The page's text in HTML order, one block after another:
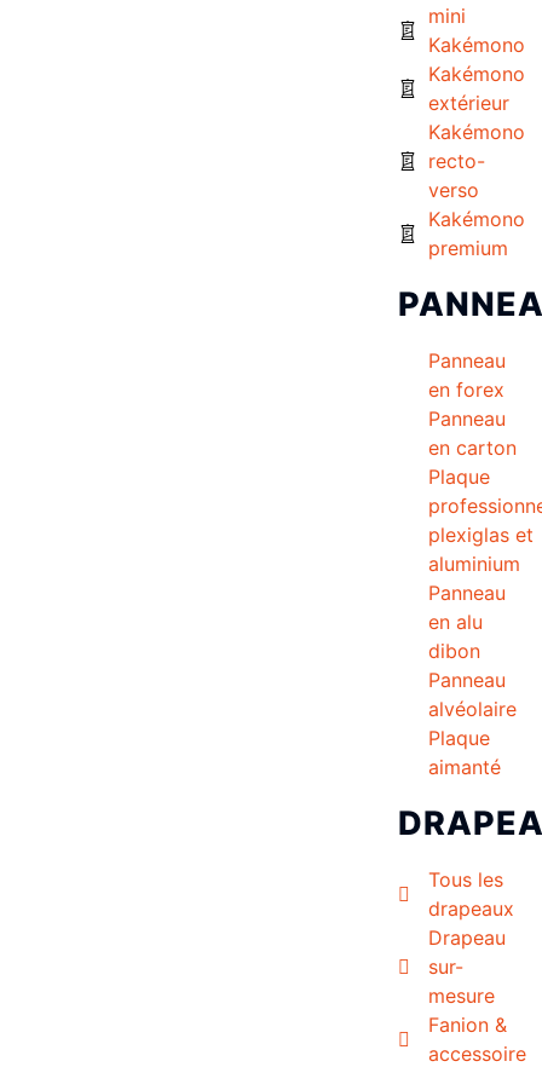
mini
Kakémono
Kakémono
extérieur
Kakémono
recto-
verso
Kakémono
premium
Panneau
en forex
Panneau
en carton
Plaque
plexiglas et
aluminium
Panneau
en alu
dibon
Panneau
alvéolaire
Plaque
aimanté
Tous les
drapeaux
Drapeau
sur-
mesure
Fanion &
accessoire